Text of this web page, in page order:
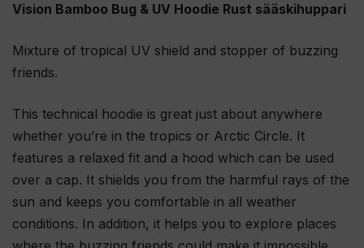
Vision Bamboo Bug & UV Hoodie Rust sääskihuppari
Mixture of tropical UV shield and stopper of buzzing
friends.
This technical hoodie is great just about anywhere
whether you’re in the tropics or Arctic Circle. It
features a relaxed fit and a hood which can be used
over a cap. It shields you from the harmful rays of the
sun and keeps you comfortable in all weather
conditions. In addition, it helps you to explore places